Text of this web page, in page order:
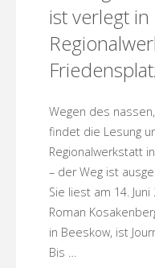
ist verlegt in
Wegen des
findet die Lesung
Regionalwerkstatt
– der Weg ist
Sie liest am 14.
Roman
in Beeskow, ist
Bis …